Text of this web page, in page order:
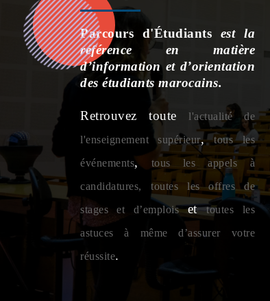
Parcours d'Étudiants est la
référence en matière
d’information et d’orientation
des étudiants marocains.
Retrouvez toute
l'actualité de
l'enseignement supérieur,tous les
événements,
tous les appels à
candidatures,
toutes les offres de
stages et d’emploisettoutes les
astuces à même d’assurer votre
réussite.